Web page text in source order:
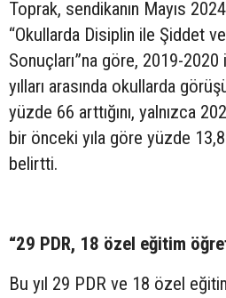
Toprak, sendikanın Mayıs
“Okullarda Disiplin ile Şiddet
Sonuçları”na göre, 2019-
yılları arasında okullarda
yüzde 66 arttığını, yalnızca
bir önceki yıla göre yüzde 13,8
belirtti.
“29 PDR, 18 özel eğitim
Bu yıl 29 PDR ve 18 özel